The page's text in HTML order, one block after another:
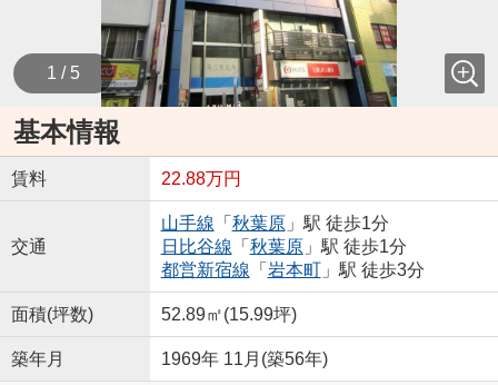
1 / 5
基本情報
賃料 22.88万円
交通
山手線 「 秋葉原」駅 徒歩1分
日比谷線 「 秋葉原」駅 徒歩1分
都営新宿線 「 岩本町」駅 徒歩3分
面積(坪数) 52.89㎡(15.99坪)
築年月 1969年 11月(築56年)